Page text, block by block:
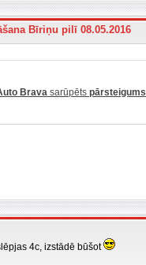
Bīriņu pilī 08.05.2016
Brava sarūpēts pārsteigums
4c, izstādē būšot